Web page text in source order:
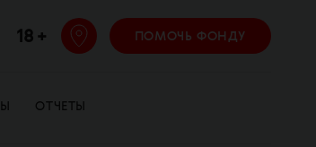
ОТЧЕТЫ
18 + ПОМОЧЬ ФОНДУ